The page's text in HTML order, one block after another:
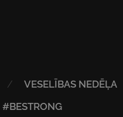
VESELĪBAS NEDĒĻA
#BESTRONG